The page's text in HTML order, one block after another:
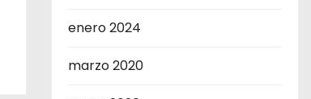
enero 2024
marzo 2020